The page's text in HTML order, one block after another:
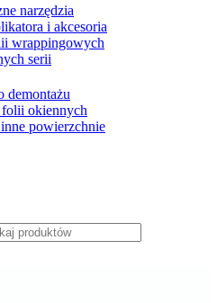
narzędzia
i akcesoria
wrappingowych
serii
demontażu
okiennych
powierzchnie